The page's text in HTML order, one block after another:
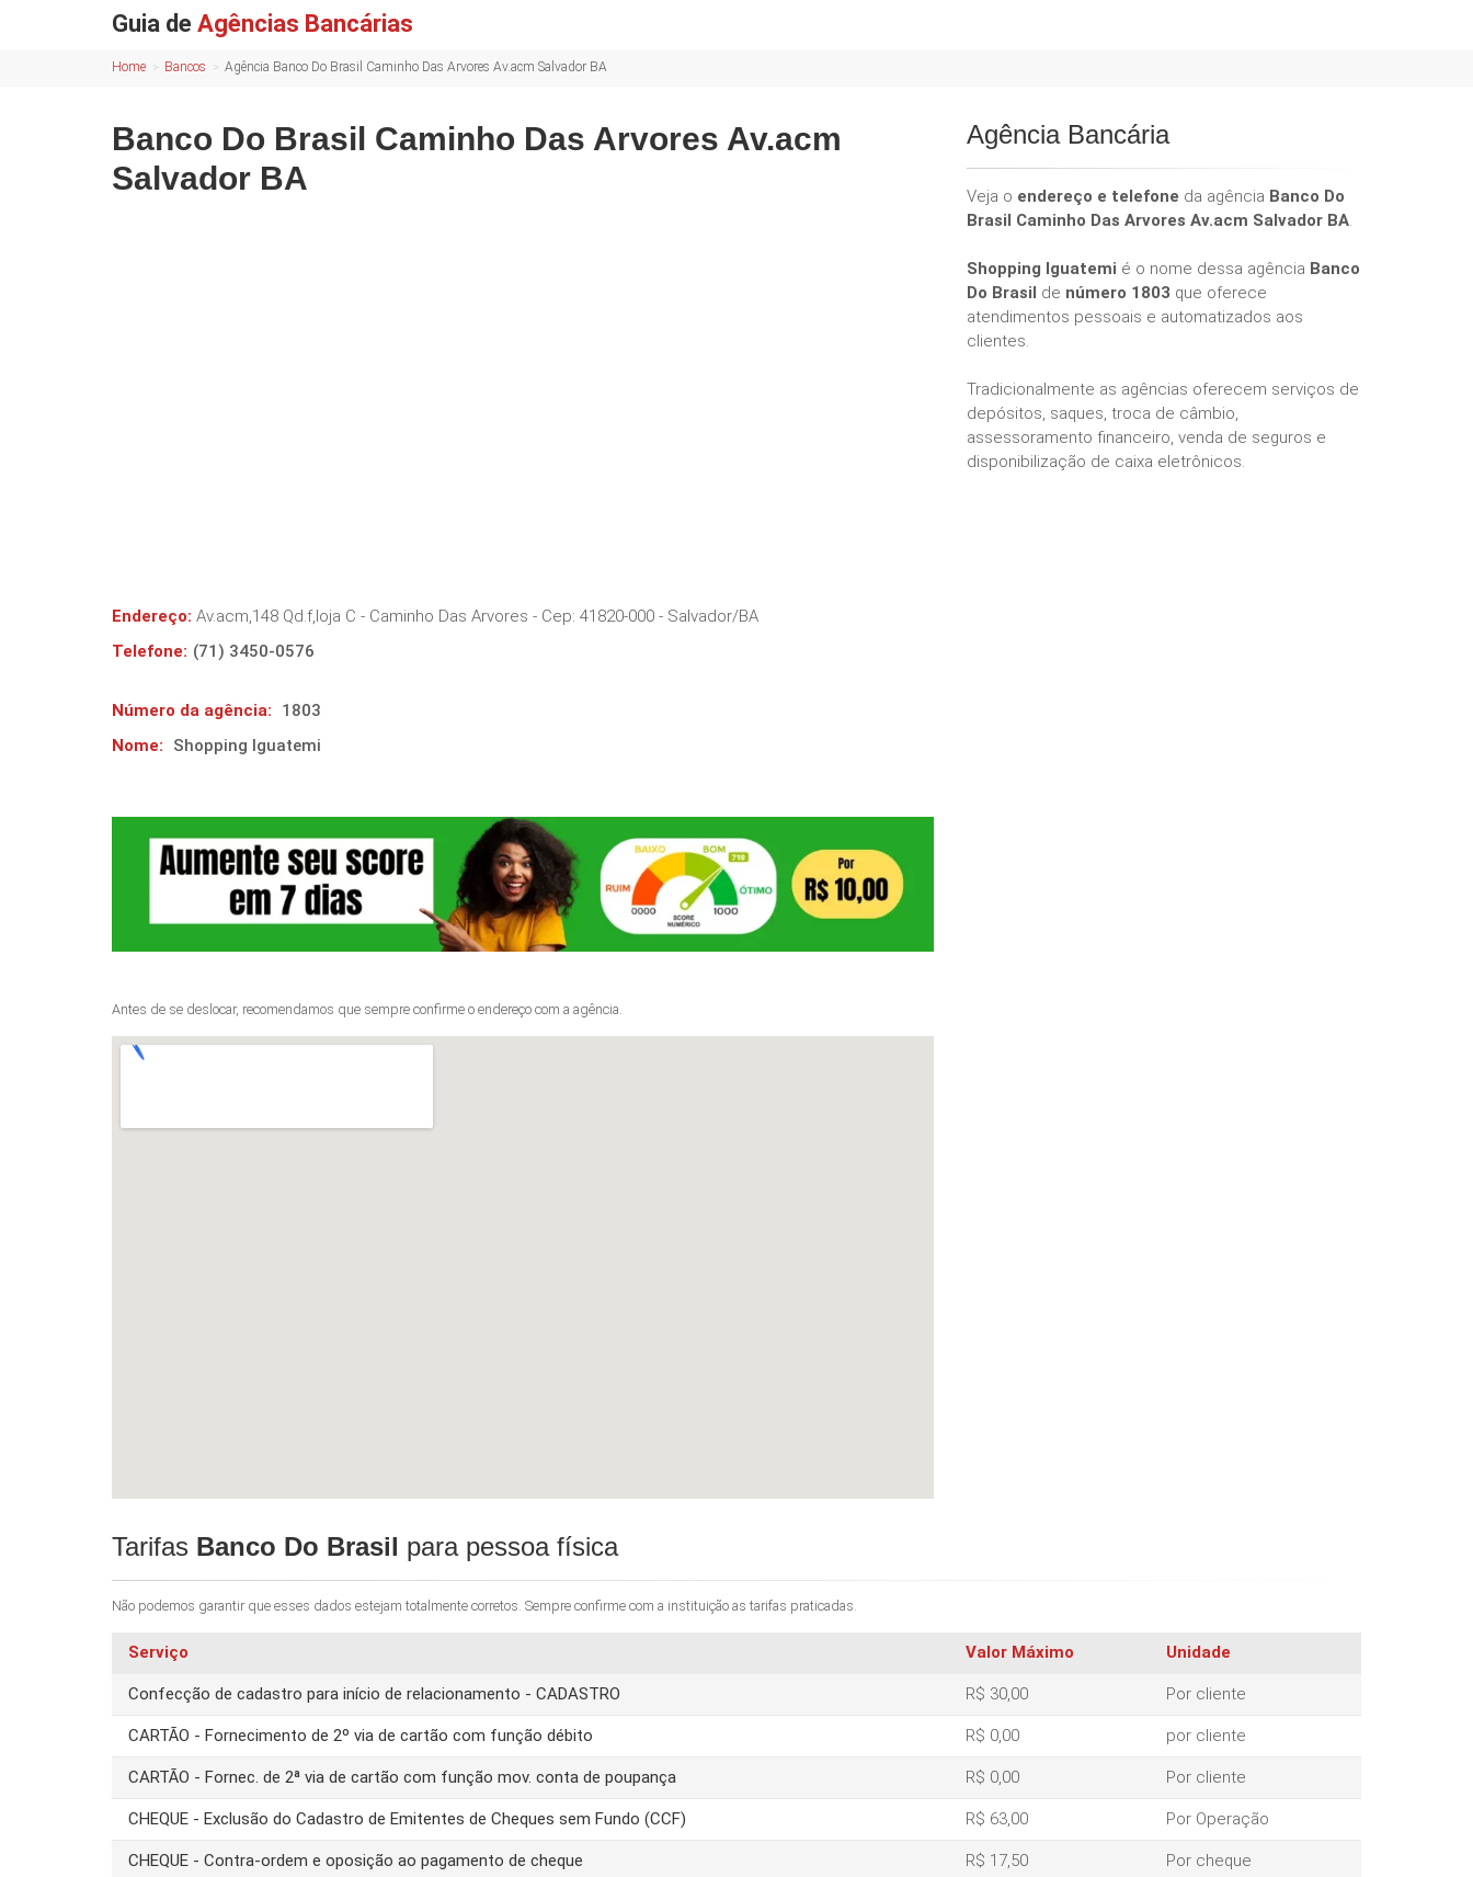
Guia de Agências Bancárias
Home Bancos Agência Banco Do Brasil Caminho Das Arvores Av.acm Salvador BA
Banco Do Brasil Caminho Das Arvores Av.acm
Salvador BA
Endereço: Av.acm,148 Qd.f,loja C - Caminho Das Arvores - Cep: 41820-000 - Salvador/BA
Telefone: (71) 3450-0576
Número da agência:
1803
Nome:
Shopping Iguatemi
Antes de se deslocar, recomendamos que sempre confirme o endereço com a agência.
Agência Bancária
Veja o endereço e telefone da agência Banco Do
Brasil Caminho Das Arvores Av.acm Salvador BA.
Shopping Iguatemi é o nome dessa agência Banco
Do Brasil de número 1803 que oferece
atendimentos pessoais e automatizados aos
clientes.
Tradicionalmente as agências oferecem serviços de
depósitos, saques, troca de câmbio,
assessoramento financeiro, venda de seguros e
disponibilização de caixa eletrônicos.
Tarifas Banco Do Brasil para pessoa física
Não podemos garantir que esses dados estejam totalmente corretos. Sempre confirme com a instituição as tarifas praticadas.
Serviço Valor Máximo Unidade
Confecção de cadastro para início de relacionamento - CADASTRO R$ 30,00 Por cliente
CARTÃO - Fornecimento de 2º via de cartão com função débito R$ 0,00 por cliente
CARTÃO - Fornec. de 2ª via de cartão com função mov. conta de poupança R$ 0,00 Por cliente
CHEQUE - Exclusão do Cadastro de Emitentes de Cheques sem Fundo (CCF) R$ 63,00 Por Operação
CHEQUE - Contra-ordem e oposição ao pagamento de cheque R$ 17,50 Por cheque